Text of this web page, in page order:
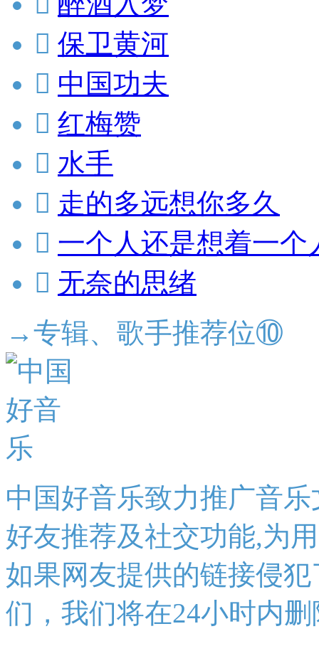
 保卫黄河
 中国功夫
 红梅赞
 水手
 走的多远想你多久
 一个人还是想着一个
 无奈的思绪
→专辑、歌手推荐位⑩
中国好音乐致力推广音
好友推荐及社交功能,为
如果网友提供的链接侵
们，我们将在24小时内